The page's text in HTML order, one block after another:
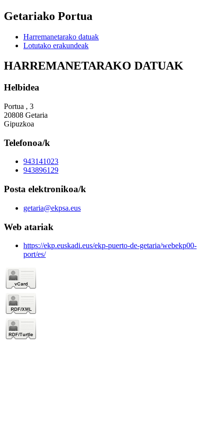
Getariako Portua
Harremanetarako datuak
Lotutako erakundeak
HARREMANETARAKO DATUAK
Helbidea
Portua , 3
20808 Getaria
Gipuzkoa
Telefonoa/k
943141023
943896129
Posta elektronikoa/k
getaria@ekpsa.eus
Web atariak
https://ekp.euskadi.eus/ekp-puerto-de-getaria/webekp00-
port/es/